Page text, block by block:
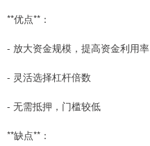
**优点**：
- 放大资金规模，提高资金利用率
- 灵活选择杠杆倍数
- 无需抵押，门槛较低
**缺点**：